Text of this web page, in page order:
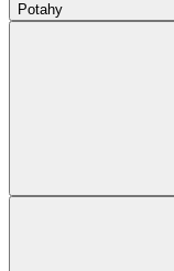
Potahy